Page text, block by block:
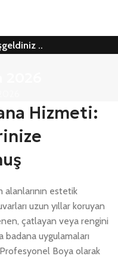
..
Hizmeti:
alanlarının estetik
uzun yıllar koruyan
çatlayan veya rengini
uygulamaları
Profesyonel Boya olarak